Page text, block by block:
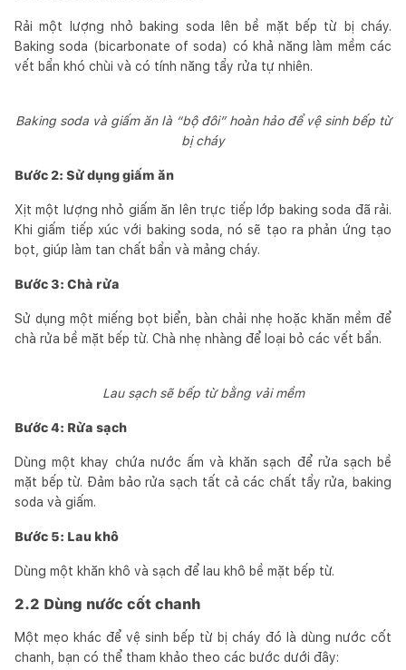
Rải một lượng nhỏ baking soda lên bề mặt bếp từ bị cháy.
Baking soda (bicarbonate of soda) có khả năng làm mềm các
vết bẩn khó chùi và có tính năng tẩy rửa tự nhiên.
Baking soda và giấm ăn là “bộ đôi” hoàn hảo để vệ sinh bếp từ
bị cháy
Bước 2: Sử dụng giấm ăn
Xịt một lượng nhỏ giấm ăn lên trực tiếp lớp baking soda đã rải.
Khi giấm tiếp xúc với baking soda, nó sẽ tạo ra phản ứng tạo
bọt, giúp làm tan chất bẩn và mảng cháy.
Bước 3: Chà rửa
Sử dụng một miếng bọt biển, bàn chải nhẹ hoặc khăn mềm để
chà rửa bề mặt bếp từ. Chà nhẹ nhàng để loại bỏ các vết bẩn.
Lau sạch sẽ bếp từ bằng vải mềm
Bước 4: Rửa sạch
Dùng một khay chứa nước ấm và khăn sạch để rửa sạch bề
mặt bếp từ. Đảm bảo rửa sạch tất cả các chất tẩy rửa, baking
soda và giấm.
Bước 5: Lau khô
Dùng một khăn khô và sạch để lau khô bề mặt bếp từ.
2.2 Dùng nước cốt chanh
Một mẹo khác để vệ sinh bếp từ bị cháy đó là dùng nước cốt
chanh, bạn có thể tham khảo theo các bước dưới đây: